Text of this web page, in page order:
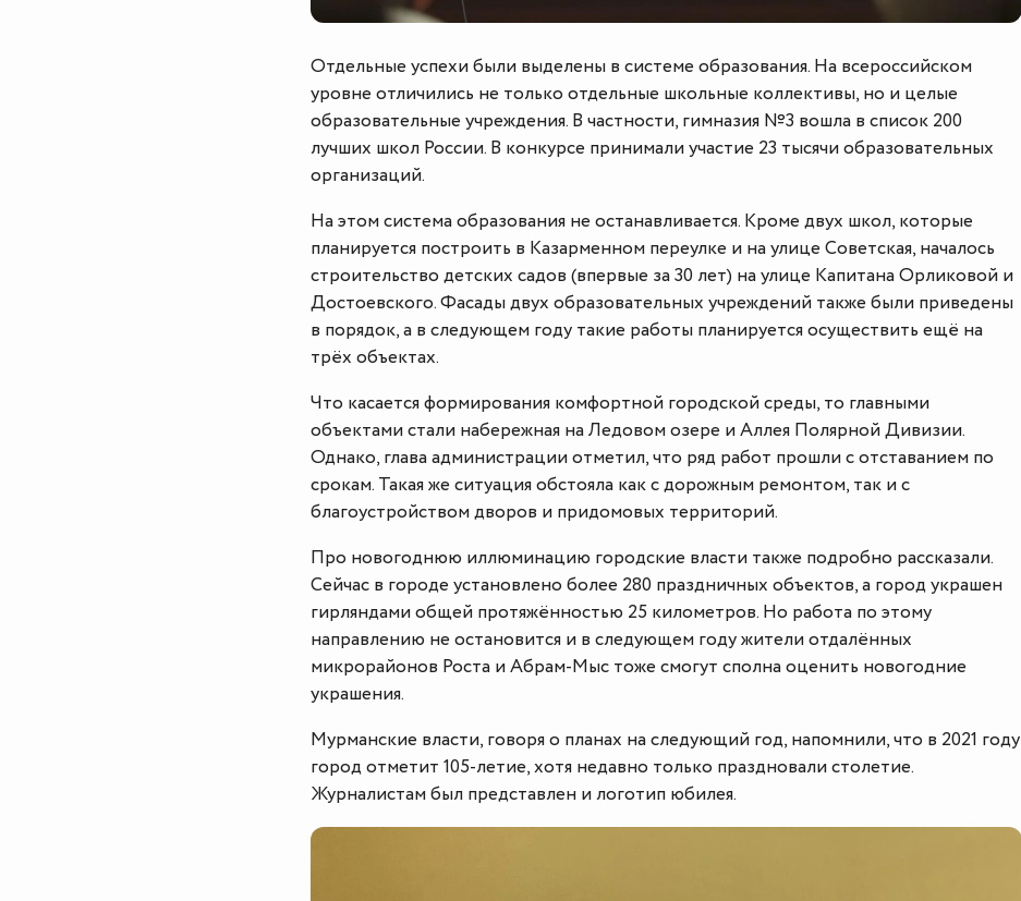
Отдельные успехи были выделены в системе образования. На всероссийском
уровне отличились не только отдельные школьные коллективы, но и целые
образовательные учреждения. В частности, гимназия №3 вошла в список 200
лучших школ России. В конкурсе принимали участие 23 тысячи образовательных
организаций.
На этом система образования не останавливается. Кроме двух школ, которые
планируется построить в Казарменном переулке и на улице Советская, началось
строительство детских садов (впервые за 30 лет) на улице Капитана Орликовой и
Достоевского. Фасады двух образовательных учреждений также были приведены
в порядок, а в следующем году такие работы планируется осуществить ещё на
трёх объектах.
Что касается формирования комфортной городской среды, то главными
объектами стали набережная на Ледовом озере и Аллея Полярной Дивизии.
Однако, глава администрации отметил, что ряд работ прошли с отставанием по
срокам. Такая же ситуация обстояла как с дорожным ремонтом, так и с
благоустройством дворов и придомовых территорий.
Про новогоднюю иллюминацию городские власти также подробно рассказали.
Сейчас в городе установлено более 280 праздничных объектов, а город украшен
гирляндами общей протяжённостью 25 километров. Но работа по этому
направлению не остановится и в следующем году жители отдалённых
микрорайонов Роста и Абрам-Мыс тоже смогут сполна оценить новогодние
украшения.
Мурманские власти, говоря о планах на следующий год, напомнили, что в 2021 году
город отметит 105-летие, хотя недавно только праздновали столетие.
Журналистам был представлен и логотип юбилея.